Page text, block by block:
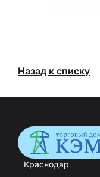
Назад к списку
Краснодар